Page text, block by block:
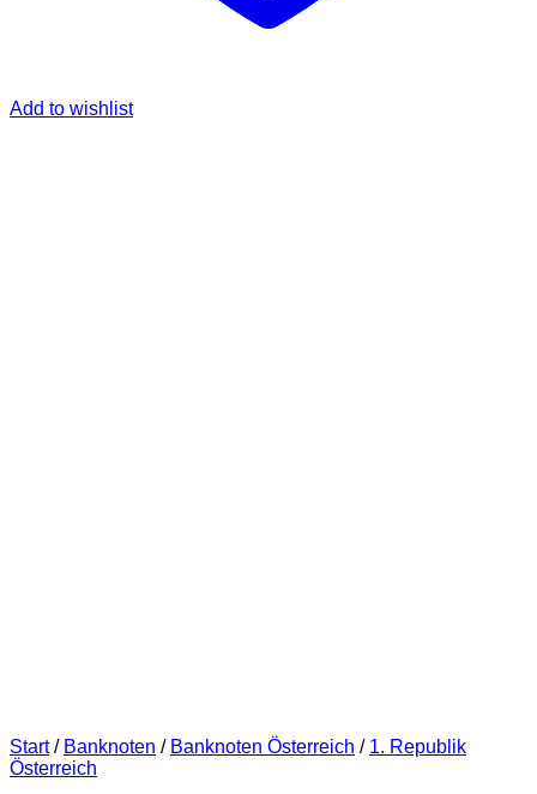
Add to wishlist
Start / Banknoten / Banknoten Österreich / 1. Republik
Österreich